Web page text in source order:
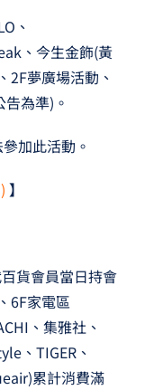
、
、今生金飾(黃
2F夢廣場活動、
為準)。
加此活動。
】
貨會員當日持會
6F家電區
、集雅社、
、TIGER、
累計消費滿